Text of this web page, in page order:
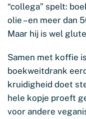
“collega” spelt:
olie – en meer dan
Maar hij is wel
Samen met koffie
boekweitdrank
kruidigheid doet
hele kopje proeft
voor andere